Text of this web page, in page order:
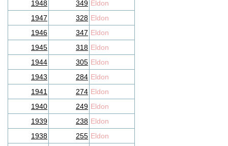
1948
349 Eldon
1947
328 Eldon
1946
347 Eldon
1945
318 Eldon
1944
305 Eldon
1943
284 Eldon
1941
274 Eldon
1940
249 Eldon
1939
238 Eldon
1938
255 Eldon